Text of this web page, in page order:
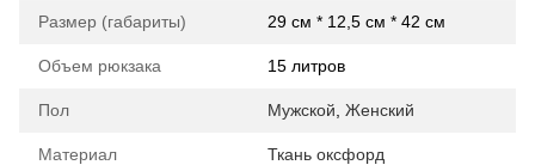
Размер (габариты) 29 см * 12,5 см * 42 см
Объем рюкзака 15 литров
Пол Мужской Женский
Материал Ткань оксфорд